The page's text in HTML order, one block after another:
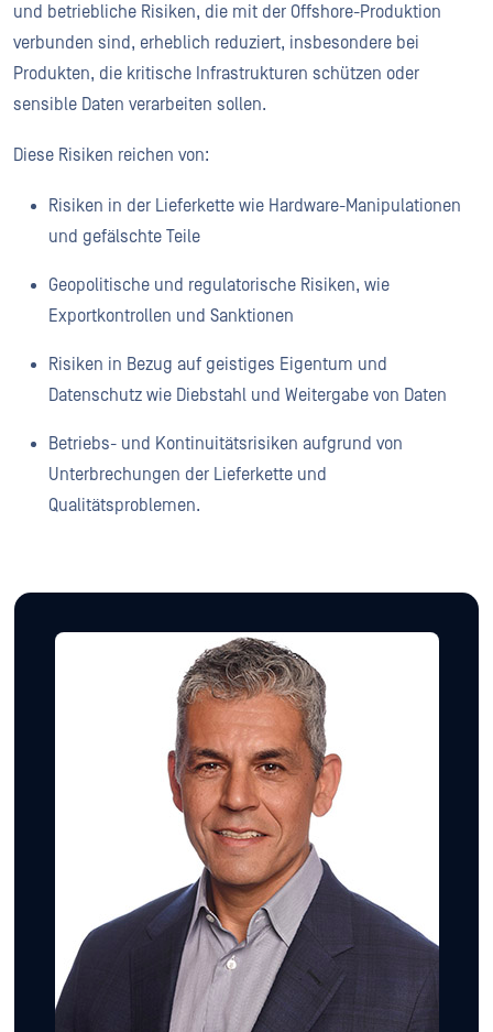
und betriebliche Risiken, die mit der Offshore-Produktion
verbunden sind, erheblich reduziert, insbesondere bei
Produkten, die kritische Infrastrukturen schützen oder
sensible Daten verarbeiten sollen.
Diese Risiken reichen von:
Risiken in der Lieferkette wie Hardware-Manipulationen
und gefälschte Teile
Geopolitische und regulatorische Risiken, wie
Exportkontrollen und Sanktionen
Risiken in Bezug auf geistiges Eigentum und
Datenschutz wie Diebstahl und Weitergabe von Daten
Betriebs- und Kontinuitätsrisiken aufgrund von
Unterbrechungen der Lieferkette und
Qualitätsproblemen.